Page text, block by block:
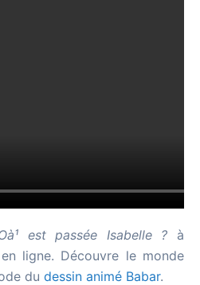
est passée Isabelle ? à
ligne. Découvre le monde
du dessin animé Babar.